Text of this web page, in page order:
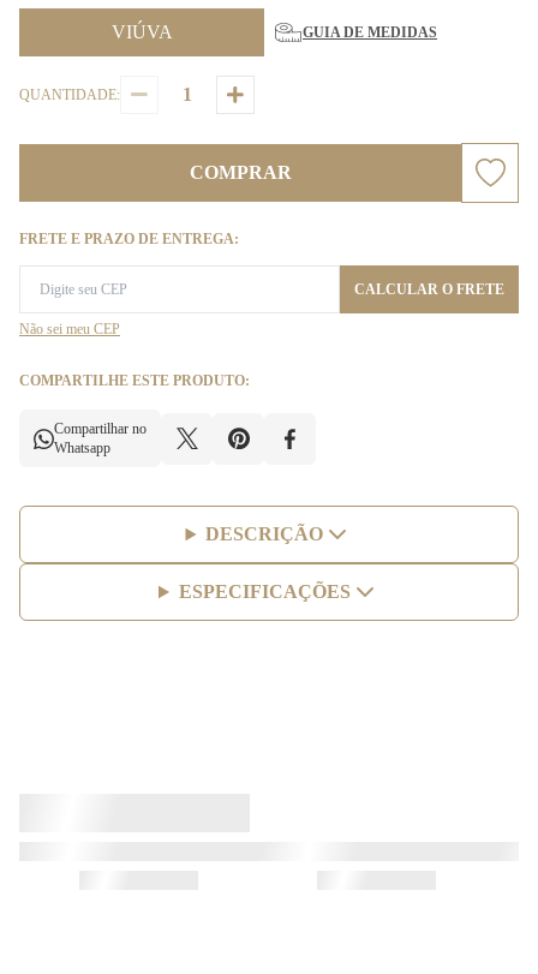
VIÚVA GUIA DE MEDIDAS
QUANTIDADE:
COMPRAR
FRETE E PRAZO DE ENTREGA:
CALCULAR O FRETE
Não sei meu CEP
COMPARTILHE ESTE PRODUTO:
Compartilhar no
Whatsapp
DESCRIÇÃO
ESPECIFICAÇÕES